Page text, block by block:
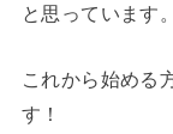
と思っています。
これから始める
す！